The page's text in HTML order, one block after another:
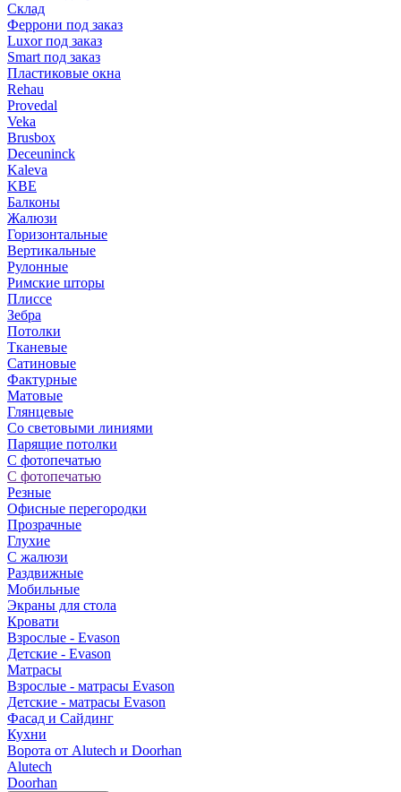
Склад
Феррони под заказ
Luxor под заказ
Smart под заказ
Пластиковые окна
Rehau
Provedal
Veka
Brusbox
Deceuninck
Kaleva
KBE
Балконы
Жалюзи
Горизонтальные
Вертикальные
Рулонные
Римские шторы
Плиссе
Зебра
Потолки
Тканевые
Сатиновые
Фактурные
Матовые
Глянцевые
Со световыми линиями
Парящие потолки
С фотопечатью
С фотопечатью
Резные
Офисные перегородки
Прозрачные
Глухие
С жалюзи
Раздвижные
Мобильные
Экраны для стола
Кровати
Взрослые - Evason
Детские - Evason
Матрасы
Взрослые - матрасы Evason
Детские - матрасы Evason
Фасад и Сайдинг
Кухни
Ворота от Alutech и Doorhan
Alutech
Doorhan